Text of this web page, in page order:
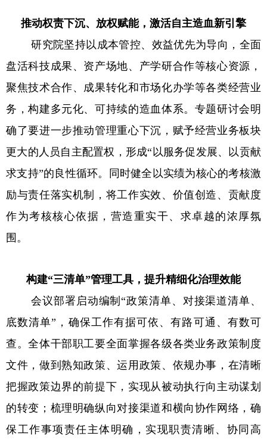
推动权责下沉、放权赋能，激活自主造血新引擎
研究院坚持以成本管控、效益优先为导向，全面
盘活科技成果、资产场地、产学研合作等核心资源，
聚焦技术合作、成果转化和市场化办学等各类经营业
务，构建多元化、可持续的造血体系。专题研讨会明
确了要进一步推动管理重心下沉，赋予经营业务板块
更大的人员自主配置权，形成“以服务促发展、以贡献
求支持”的良性循环。同时健全以实绩为核心的考核激
励与责任落实机制，将工作实效、价值创造、贡献度
作为考核核心依据，营造重实干、求卓越的浓厚氛
围。
构建“三清单”管理工具，提升精细化治理效能
会议部署启动编制“政策清单、对接渠道清单、
底数清单”，确保工作有据可依、有路可通、有数可
查。全体干部职工要全面掌握各级各类业务政策制度
文件，做到熟知政策、运用政策、依规办事，在清晰
把握政策边界的前提下，实现从被动执行向主动谋划
的转变；梳理明确纵向对接渠道和横向协作网络，确
保工作事项责任主体明确，实现职责清晰、协同高